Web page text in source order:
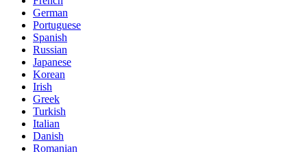
German
Portuguese
Spanish
Russian
Japanese
Korean
Irish
Greek
Turkish
Italian
Danish
Romanian